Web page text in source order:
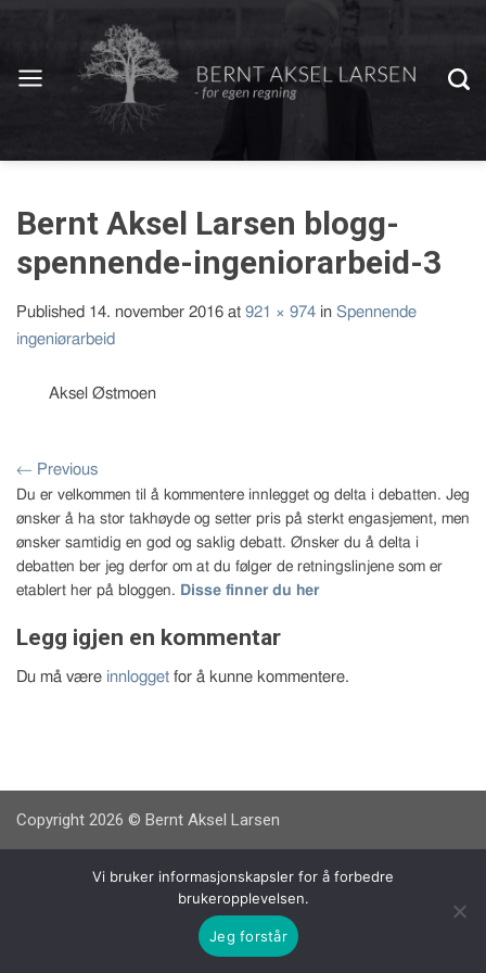
Bernt Aksel Larsen blogg-
spennende-ingeniorarbeid-3
Published 14. november 2016 at 921 × 974 in Spennende
ingeniørarbeid
Aksel Østmoen
← Previous
Du er velkommen til å kommentere innlegget og delta i debatten. Jeg
ønsker å ha stor takhøyde og setter pris på sterkt engasjement, men
ønsker samtidig en god og saklig debatt. Ønsker du å delta i
debatten ber jeg derfor om at du følger de retningslinjene som er
etablert her på bloggen. Disse finner du her
Legg igjen en kommentar
Du må være innlogget for å kunne kommentere.
Copyright 2026 © Bernt Aksel Larsen
Vi bruker informasjonskapsler for å forbedre
brukeropplevelsen.
Jeg forstår